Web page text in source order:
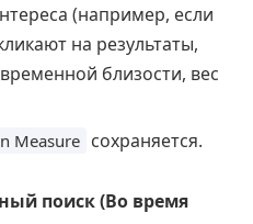
(например, если
на результаты,
близости, вес
Measure сохраняется.
поиск (Во время